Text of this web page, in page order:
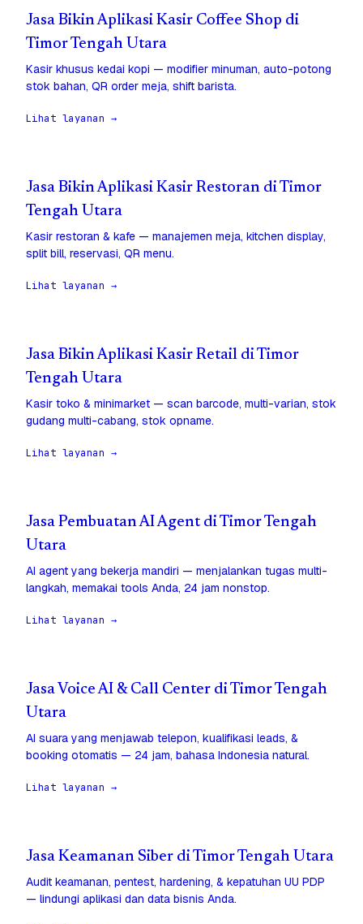
Jasa Bikin Aplikasi Kasir Coffee Shop di
Timor Tengah Utara
Kasir khusus kedai kopi — modifier minuman, auto-potong
stok bahan, QR order meja, shift barista.
Lihat layanan →
Jasa Bikin Aplikasi Kasir Restoran di Timor
Tengah Utara
Kasir restoran & kafe — manajemen meja, kitchen display,
split bill, reservasi, QR menu.
Lihat layanan →
Jasa Bikin Aplikasi Kasir Retail di Timor
Tengah Utara
Kasir toko & minimarket — scan barcode, multi-varian, stok
gudang multi-cabang, stok opname.
Lihat layanan →
Jasa Pembuatan AI Agent di Timor Tengah
Utara
AI agent yang bekerja mandiri — menjalankan tugas multi-
langkah, memakai tools Anda, 24 jam nonstop.
Lihat layanan →
Jasa Voice AI & Call Center di Timor Tengah
Utara
AI suara yang menjawab telepon, kualifikasi leads, &
booking otomatis — 24 jam, bahasa Indonesia natural.
Lihat layanan →
Jasa Keamanan Siber di Timor Tengah Utara
Audit keamanan, pentest, hardening, & kepatuhan UU PDP
— lindungi aplikasi dan data bisnis Anda.